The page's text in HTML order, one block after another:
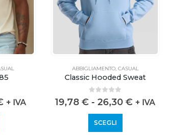
+ IVA
ABBIGLIAMENTO, CASUAL
Classic Hooded Sweat
out of 5
19,78€ - 26,30€ + IVA
SCEGLI